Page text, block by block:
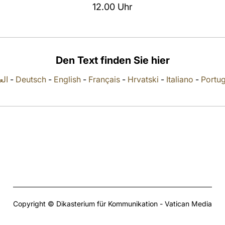
12.00 Uhr
Den Text finden Sie hier
- Deutsch - English - Français - Hrvatski - Italiano -
Copyright © Dikasterium für Kommunikation - Vatican Media